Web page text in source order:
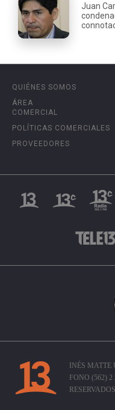
Juan
QUIÉNES SOMOS
ÁREA
COMERCIAL
POLÍTICAS COMERCIALES
PROVEEDORES
INÉS MATTE
FONO (562)